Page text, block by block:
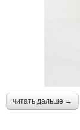
читать дальше →